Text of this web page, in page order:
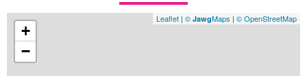
+
−
Leaflet | © JawgMaps | © OpenStreetMap